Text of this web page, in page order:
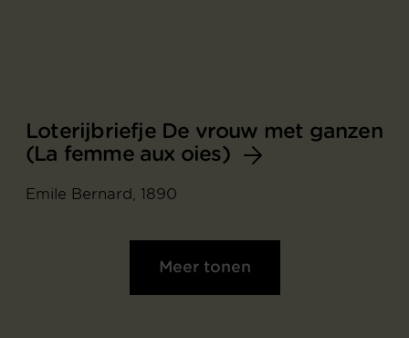
Loterijbriefje De vrouw met ganzen
(La femme aux oies)
Emile Bernard, 1890
Meer tonen